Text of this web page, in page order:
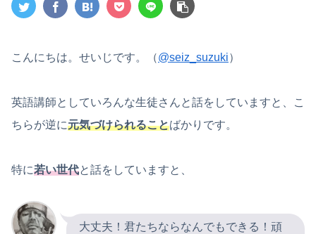
こんにちは。せいじです。（@seiz_suzuki）
英語講師としていろんな生徒さんと話をしていますと、こ
ちらが逆に元気づけられることばかりです。
特に若い世代と話をしていますと、
大丈夫！君たちならなんでもできる！頑